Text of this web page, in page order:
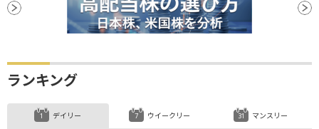
ランキング
デイリー ウイークリー マンスリー